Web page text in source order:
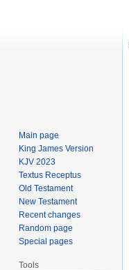
Main page
King James Version
KJV 2023
Textus Receptus
Old Testament
New Testament
Recent changes
Random page
Special pages
Tools